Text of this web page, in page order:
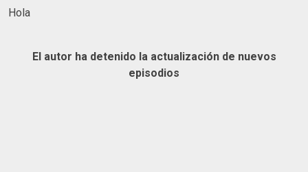
Hola
El autor ha detenido la actualización de nuevos
episodios